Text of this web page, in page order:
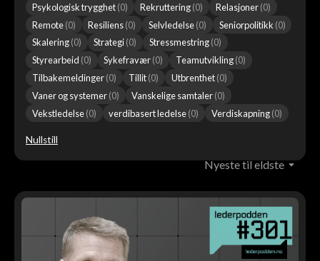
Psykologisk trygghet(0) Rekruttering(0) Relasjoner(0)
Remote(0) Resiliens(0) Selvledelse(0) Seniorpolitikk (0)
Skalering(0) Strategi(0) Stressmestring(0)
Styrearbeid (0) Sykefravær(0) Teamutvikling(0)
Tilbakemeldinger(0) Tillit(0) Utbrenthet(0)
Vaner og systemer(0) Vanskelige samtaler(0)
Vekstledelse(0) verdibasert ledelse(0) Verdiskapning(0)
Nullstill
Nyeste til eldste